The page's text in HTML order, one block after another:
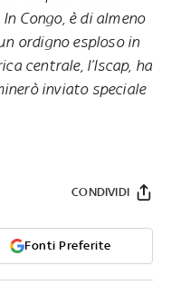
Congo, è di almeno
ordigno esploso in
centrale, l’Iscap, ha
inviato speciale
Fonti Preferite
CONDIVIDI